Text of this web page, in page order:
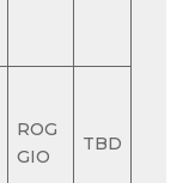
ROG
GIO
TBD